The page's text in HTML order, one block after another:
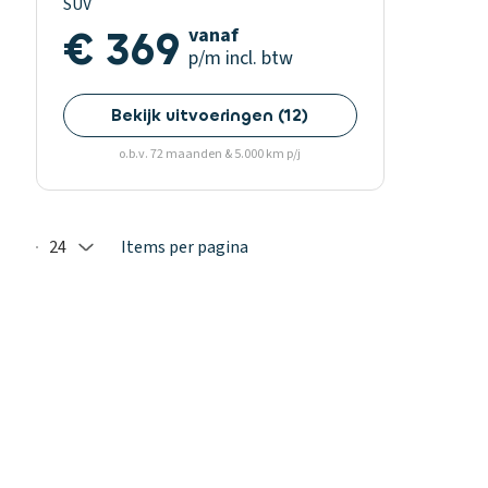
€ 369 vanaf
p/m incl. btw
Bekijk uitvoeringen (12)
o.b.v. 72 maanden & 5.000 km p/j
Selected: 24
24 Items per pagina